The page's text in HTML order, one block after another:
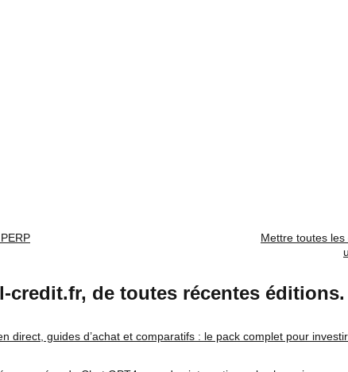
Mettre toutes
credit.fr, de toutes récentes éditions.
direct, guides d’achat et comparatifs : le pack complet pour